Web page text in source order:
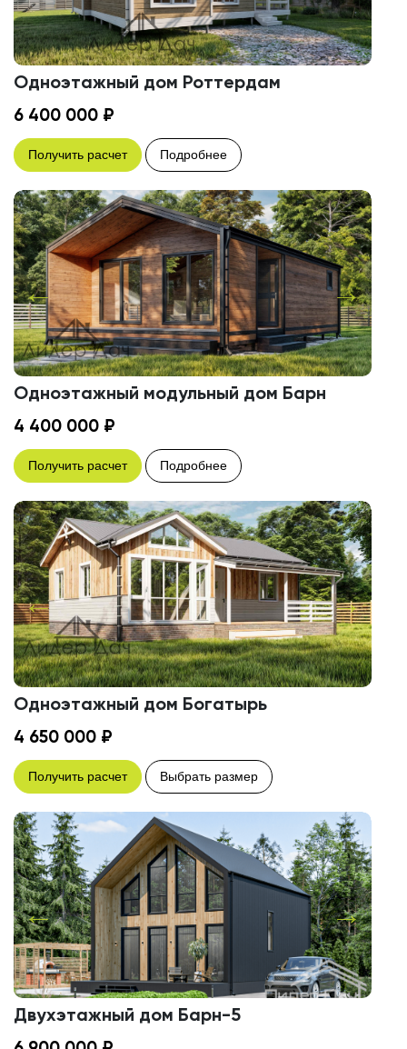
Одноэтажный дом Роттердам
6 400 000 ₽
Получить расчет Подробнее
Одноэтажный модульный дом Барн
4 400 000 ₽
Получить расчет Подробнее
Одноэтажный дом Богатырь
4 650 000 ₽
Получить расчет Выбрать размер
Двухэтажный дом Барн-5